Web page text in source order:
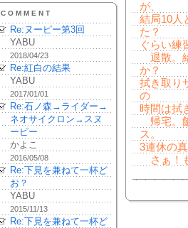
COMMENT
Re:ヌーピー第3回
YABU
2018/04/23
Re:紅白の結果
YABU
2017/01/01
Re:石ノ森→ライダー→
ネオサイクロン→スヌ
ーピー
かよこ
2016/05/08
Re:下見を兼ねて一杯ど
お？
YABU
2015/11/13
Re:下見を兼ねて一杯ど
が、
結局10人
た？
ぐらい練
退散。
か？
拭き取り
の
時間は拭
帰宅。
ス。
3連休の
さぁ！